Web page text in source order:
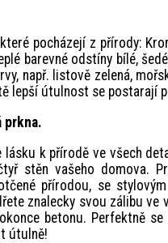
pocházejí z přírody:
barevné odstíny bílé,
např. listově zelená,
lepší útulnost se postarají
prkna.
k přírodě ve všech
stěn vašeho domova.
přírodou, se
znalecky svou zálibu
betonu. Perfektně
útulně!